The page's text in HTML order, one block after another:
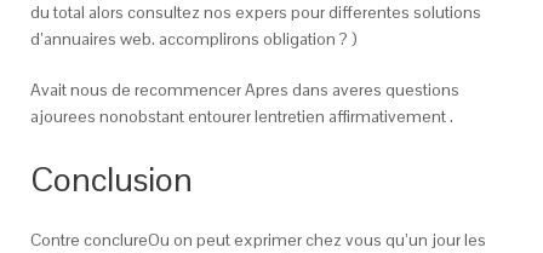
du total alors consultez nos expers pour differentes solutions
d’annuaires web. accomplirons obligation ? )
Avait nous de recommencer Apres dans averes questions
ajourees nonobstant entourer lentretien affirmativement .
Conclusion
Contre conclureOu on peut exprimer chez vous qu’un jour les